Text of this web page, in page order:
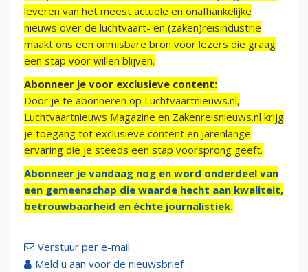
leveren van het meest actuele en onafhankelijke
nieuws over de luchtvaart- en (zaken)reisindustrie
maakt ons een onmisbare bron voor lezers die graag
een stap voor willen blijven.
Abonneer je voor exclusieve content:
Door je te abonneren op Luchtvaartnieuws.nl,
Luchtvaartnieuws Magazine en Zakenreisnieuws.nl krijg
je toegang tot exclusieve content en jarenlange
ervaring die je steeds een stap voorsprong geeft.
Abonneer je vandaag nog en word onderdeel van
een gemeenschap die waarde hecht aan kwaliteit,
betrouwbaarheid en échte journalistiek.
Verstuur per e-mail
Meld u aan voor de nieuwsbrief